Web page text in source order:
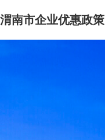
渭南市企业优惠政策